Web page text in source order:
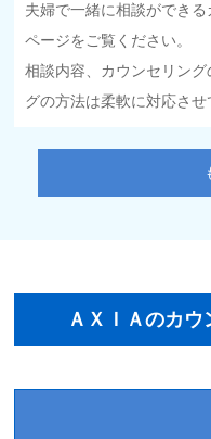
夫婦で一緒に相談ができ
ページをご覧ください。
相談内容、カウンセリン
グの方法は柔軟に対応させ
ＡＸＩＡのカ